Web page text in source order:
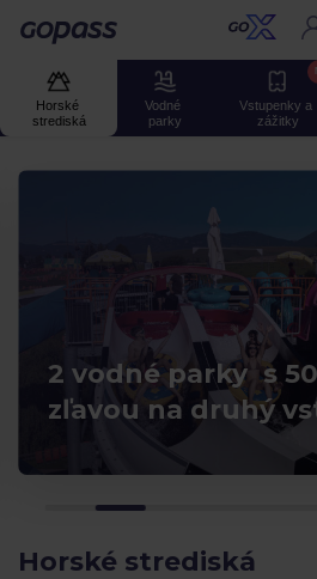
Gopass
Horské
strediská
Vodné
parky
Vstupenky a
zážitky
2 vodné parky s
zľavou na druhý
Horské strediská